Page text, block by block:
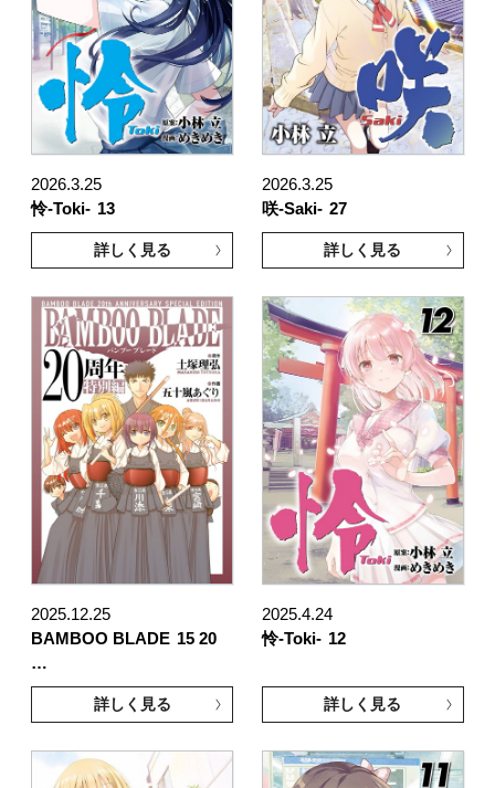
2026.3.25
怜-Toki- 13
詳しく見る
2026.3.25
咲-Saki- 27
詳しく見る
2025.12.25
BAMBOO BLADE 15 20
…
詳しく見る
2025.4.24
怜-Toki- 12
詳しく見る